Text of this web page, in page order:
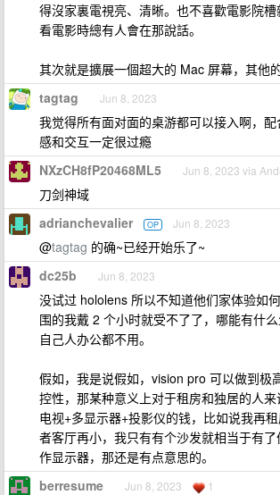
得沒家裏電視亮、清晰。也不喜歡電影院
看電影時總有人會在那說話。
其次就是擴展一個超大的 Mac 屏幕，其他
tagtag Jun 8, 2023
我觉得所有面对面的桌游都可以接入啊，
感和交互一定很过瘾
NXzCH8fP20468ML5 Jun 8, 2023 via
刀剑神域
adrianchevalier OP Jun 8, 2023
@tagtag 的确~已经开始乐了~
dc25b Jun 8, 2023
没试过 hololens 所以不知道他们家体验如
围的我戴 2 个小时就受不了了，哪能有什
自己人办公都不用。
假如，我是说假如，vision pro 可以做到极
控性，那某种意义上对于租房和独居的人
电视+多显示器+投影仪的钱，比如说我再
者客厅再小，我只有有个沙发就相当于有
作显示器，那还是有点意思的。
berresume Jun 8, 2023 1